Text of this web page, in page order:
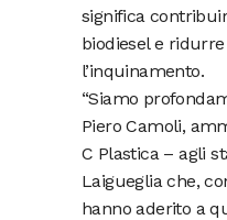
significa
biodiesel e
l’inquinamento.
“Siamo
Piero Camoli,
C Plastica – agli
Laigueglia che,
hanno aderito a